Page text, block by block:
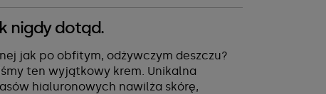
nigdy dotąd.
jak po obfitym, odżywczym deszczu?
ten wyjątkowy krem. Unikalna
hialuronowych nawilża skórę,